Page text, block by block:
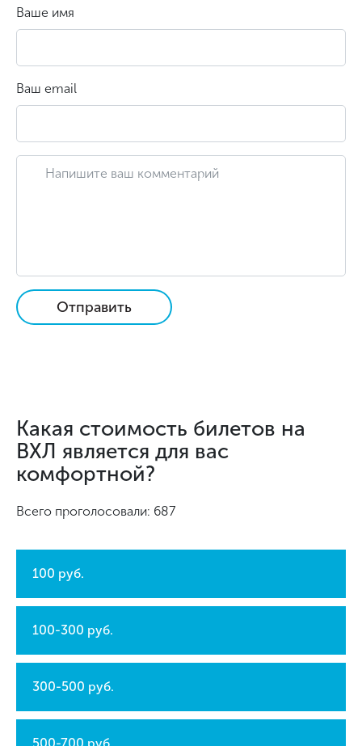
Ваше имя
Ваш email
Отправить
Какая стоимость билетов на
ВХЛ является для вас
комфортной?
Всего проголосовали: 687
100 руб.
100-300 руб.
300-500 руб.